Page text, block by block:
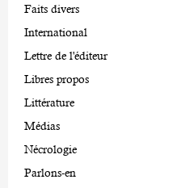
Faits divers
International
Lettre de l'éditeur
Libres propos
Littérature
Médias
Nécrologie
Parlons-en